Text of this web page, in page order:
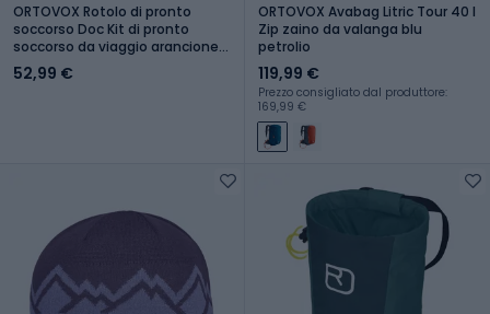
ORTOVOX Rotolo di pronto
soccorso Doc Kit di pronto
soccorso da viaggio arancione
shocking
52,99 €
ORTOVOX Avabag Litric Tour 40 l
Zip zaino da valanga blu
petrolio
119,99 €
Prezzo consigliato dal produttore:
169,99 €